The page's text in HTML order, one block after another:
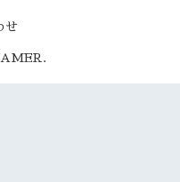
せ